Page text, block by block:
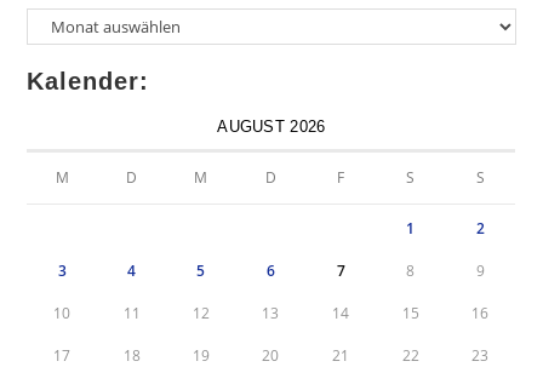
Archiv
Kalender:
AUGUST 2026
M D M D F S S
1 2
3 4 5 6 7 8 9
10 11 12 13 14 15 16
17 18 19 20 21 22 23